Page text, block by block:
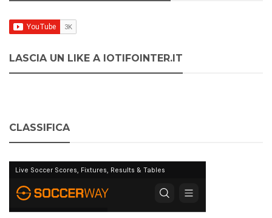
LASCIA UN LIKE A IOTIFOINTER.IT
CLASSIFICA